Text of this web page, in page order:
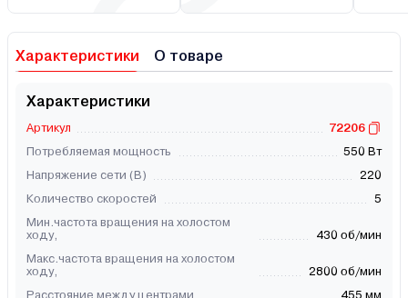
Характеристики О товаре
Характеристики
Артикул
72206
Потребляемая мощность
550 Вт
Напряжение сети (В)
220
Количество скоростей
5
Мин.частота вращения на холостом
ходу,
430 об/мин
Макс.частота вращения на холостом
ходу,
2800 об/мин
Расстояние между центрами
455 мм